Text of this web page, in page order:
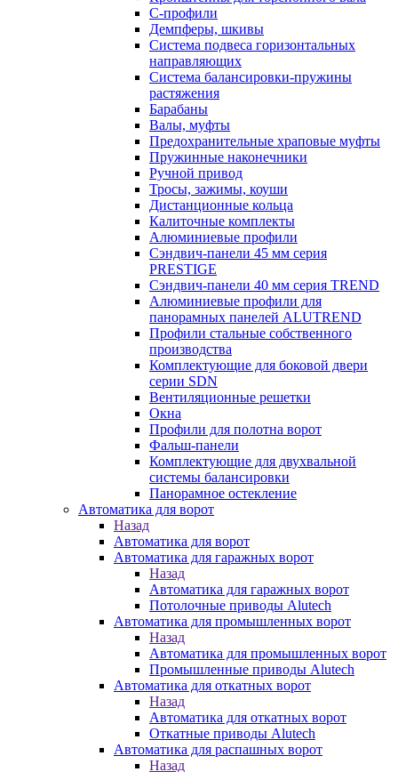
С-профили
Демпферы, шкивы
Система подвеса горизонтальных
направляющих
Система балансировки-пружины
растяжения
Барабаны
Валы, муфты
Предохранительные храповые муфты
Пружинные наконечники
Ручной привод
Тросы, зажимы, коуши
Дистанционные кольца
Калиточные комплекты
Алюминиевые профили
Сэндвич-панели 45 мм серия
PRESTIGE
Сэндвич-панели 40 мм серия TREND
Алюминиевые профили для
панорамных панелей ALUTREND
Профили стальные собственного
производства
Комплектующие для боковой двери
серии SDN
Вентиляционные решетки
Окна
Профили для полотна ворот
Фальш-панели
Комплектующие для двухвальной
системы балансировки
Панорамное остекление
Автоматика для ворот
Назад
Автоматика для ворот
Автоматика для гаражных ворот
Назад
Автоматика для гаражных ворот
Потолочные приводы Alutech
Автоматика для промышленных ворот
Назад
Автоматика для промышленных ворот
Промышленные приводы Alutech
Автоматика для откатных ворот
Назад
Автоматика для откатных ворот
Откатные приводы Alutech
Автоматика для распашных ворот
Назад